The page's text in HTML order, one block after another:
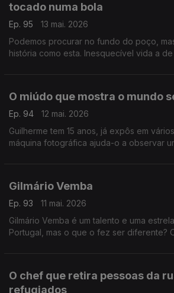
tocado numa bola
Ep. 95
13 mai. 2026
Podemos procurar no fundo do poço,
história como esta. Inesquecível vida a
O miúdo que mostra o mundo
Ep. 94
12 mai. 2026
Guilherme tem 15 anos, já expôs em
máquina fotográfica ajuda-o a observar
Gilmário Vemba
Ep. 93
11 mai. 2026
Gilmário Vemba é um talento e uma
Portugal, mas o que o fez ser diferente?
O chef que retira pessoas da
refugiados